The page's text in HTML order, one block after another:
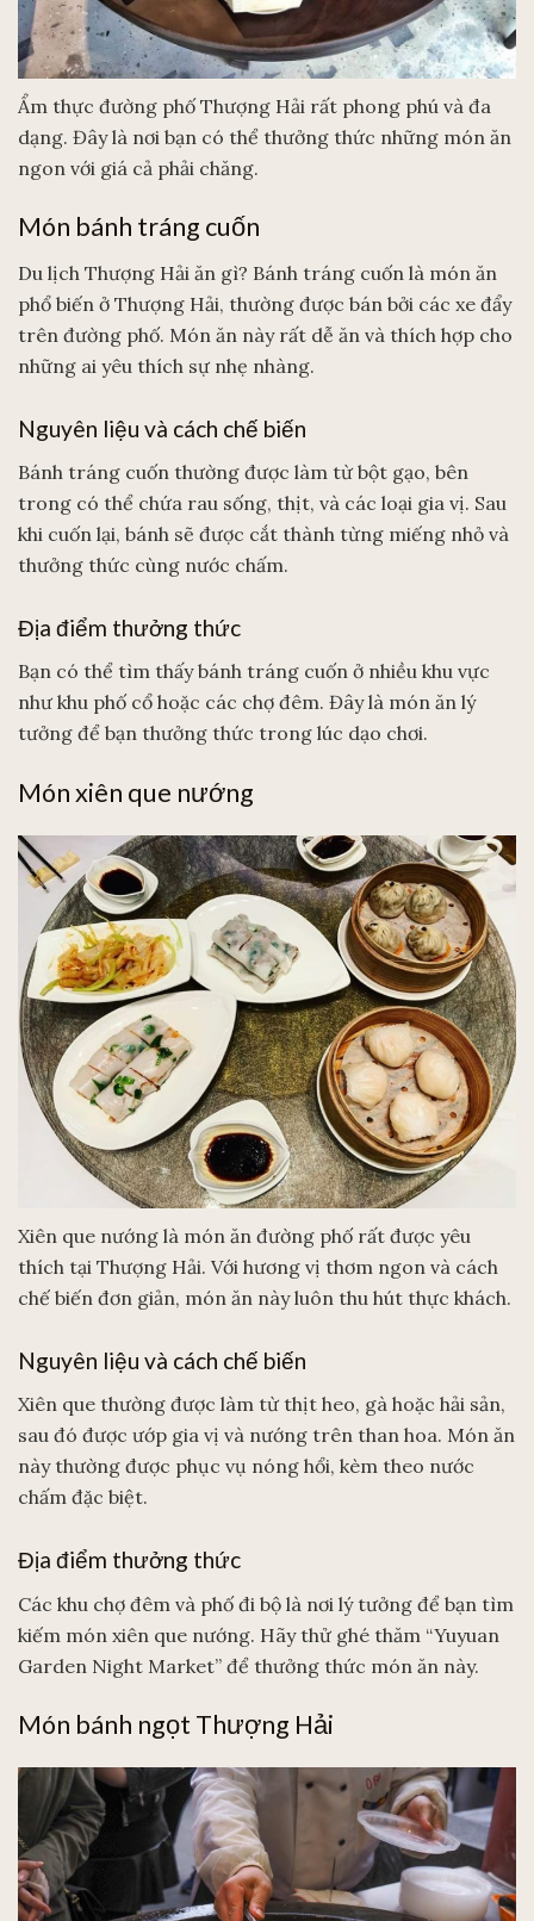
Ẩm thực đường phố Thượng Hải rất phong phú và đa
dạng. Đây là nơi bạn có thể thưởng thức những món ăn
ngon với giá cả phải chăng.
Món bánh tráng cuốn
Du lịch Thượng Hải ăn gì? Bánh tráng cuốn là món ăn
phổ biến ở Thượng Hải, thường được bán bởi các xe đẩy
trên đường phố. Món ăn này rất dễ ăn và thích hợp cho
những ai yêu thích sự nhẹ nhàng.
Nguyên liệu và cách chế biến
Bánh tráng cuốn thường được làm từ bột gạo, bên
trong có thể chứa rau sống, thịt, và các loại gia vị. Sau
khi cuốn lại, bánh sẽ được cắt thành từng miếng nhỏ và
thưởng thức cùng nước chấm.
Địa điểm thưởng thức
Bạn có thể tìm thấy bánh tráng cuốn ở nhiều khu vực
như khu phố cổ hoặc các chợ đêm. Đây là món ăn lý
tưởng để bạn thưởng thức trong lúc dạo chơi.
Món xiên que nướng
Xiên que nướng là món ăn đường phố rất được yêu
thích tại Thượng Hải. Với hương vị thơm ngon và cách
chế biến đơn giản, món ăn này luôn thu hút thực khách.
Nguyên liệu và cách chế biến
Xiên que thường được làm từ thịt heo, gà hoặc hải sản,
sau đó được ướp gia vị và nướng trên than hoa. Món ăn
này thường được phục vụ nóng hổi, kèm theo nước
chấm đặc biệt.
Địa điểm thưởng thức
Các khu chợ đêm và phố đi bộ là nơi lý tưởng để bạn tìm
kiếm món xiên que nướng. Hãy thử ghé thăm “Yuyuan
Garden Night Market” để thưởng thức món ăn này.
Món bánh ngọt Thượng Hải